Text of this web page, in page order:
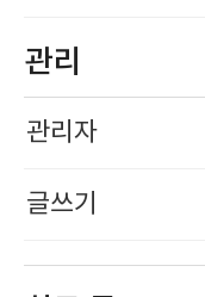
관리
관리자
글쓰기